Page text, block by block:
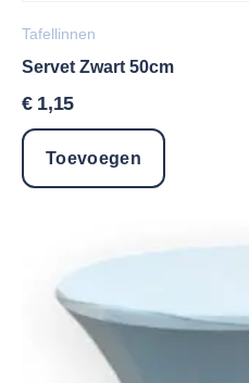
Tafellinnen
Servet Zwart 50cm
€1,15
Toevoegen